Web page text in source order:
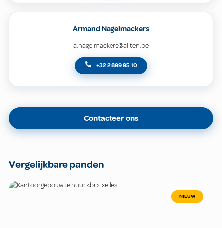
Armand Nagelmackers
a.nagelmackers@allten.be
+32 2 899 95 10
Contacteer ons
Vergelijkbare panden
NIEUW